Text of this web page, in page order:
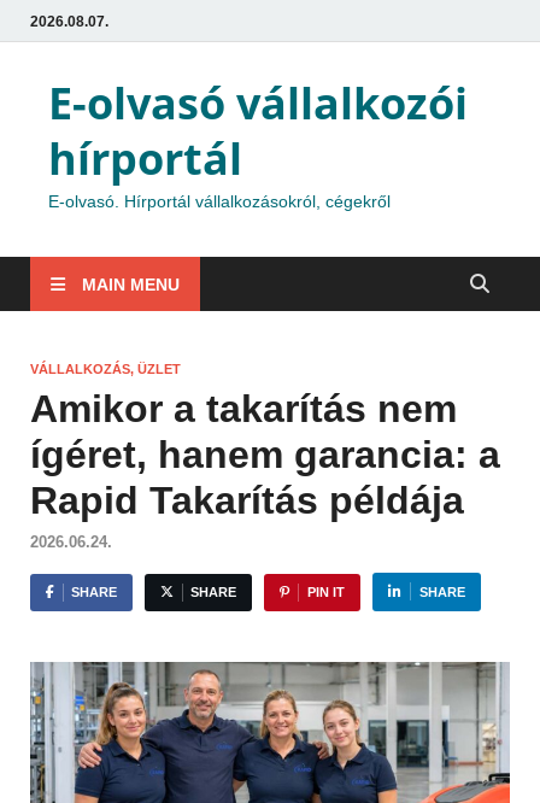
2026.08.07.
E-olvasó vállalkozói
hírportál
E-olvasó. Hírportál vállalkozásokról, cégekről
MAIN MENU
VÁLLALKOZÁS, ÜZLET
Amikor a takarítás nem
ígéret, hanem garancia: a
Rapid Takarítás példája
2026.06.24.
SHARE SHARE PIN IT SHARE